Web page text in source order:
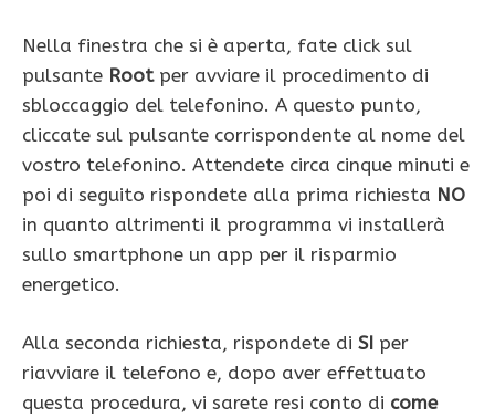
Nella finestra che si è aperta, fate click sul
pulsante Rootper avviare il procedimento di
sbloccaggio del telefonino. A questo punto,
cliccate sul pulsante corrispondente al nome del
vostro telefonino. Attendete circa cinque minuti e
poi di seguito rispondete alla prima richiesta NO
in quanto altrimenti il programma vi installerà
sullo smartphone un app per il risparmio
energetico.
Alla seconda richiesta, rispondete di SI per
riavviare il telefono e, dopo aver effettuato
questa procedura, vi sarete resi conto di come